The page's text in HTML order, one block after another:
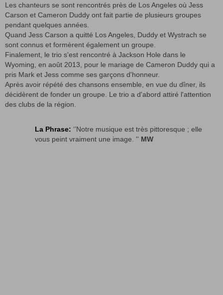
Les chanteurs se sont rencontrés près de Los Angeles où Jess
Carson et Cameron Duddy ont fait partie de plusieurs groupes
pendant quelques années.
Quand Jess Carson a quitté Los Angeles, Duddy et Wystrach se
sont connus et formèrent également un groupe.
Finalement, le trio s'est rencontré à Jackson Hole dans le
Wyoming, en août 2013, pour le mariage de Cameron Duddy qui a
pris Mark et Jess comme ses garçons d'honneur.
Après avoir répété des chansons ensemble, en vue du dîner, ils
décidèrent de fonder un groupe. Le trio a d'abord attiré l'attention
des clubs de la région.
La Phrase: ‘’Notre musique est très pittoresque ; elle
vous peint vraiment une image. '' MW